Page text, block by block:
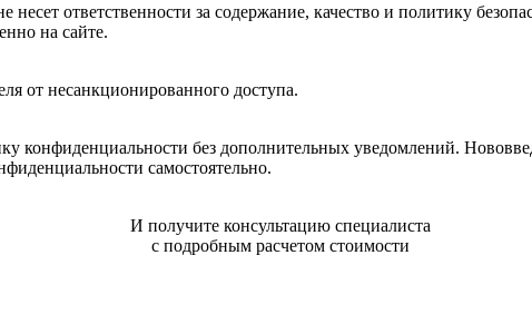
и политику безопасности этих сайтов. Данное заявление о конфиденциальности
на сайте.
от несанкционированного доступа.
уведомлений. Нововведения вступают в силу с момента их опубликования.
в Политике конфиденциальности самостоятельно.
И получите консультацию специалиста
с подробным расчетом стоимости